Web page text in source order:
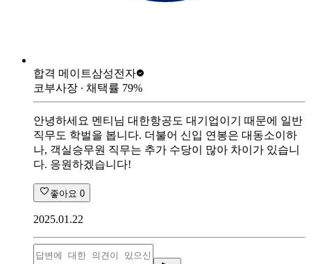
합격 메이트삼성전자
코부사장 ∙ 채택률 79%
안녕하세요 멘티님 대한항공도 대기업이기 때문에 일반
직무도 학벌을 봅니다. 더불어 신입 연봉은 대동소이하
나, 객실승무원 직무는 추가 수당이 많아 차이가 있습니
다. 응원하겠습니다!
좋아요 0
2025.01.22